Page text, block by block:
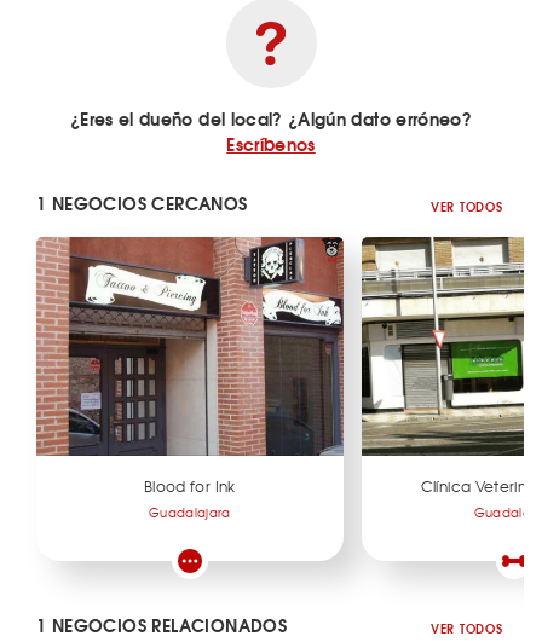
¿Eres el dueño del local? ¿Algún dato erróneo?
Escríbenos
1 NEGOCIOS CERCANOS VER TODOS
Blood for Ink
Guadalajara
Clínica
1 NEGOCIOS RELACIONADOS VER TODOS